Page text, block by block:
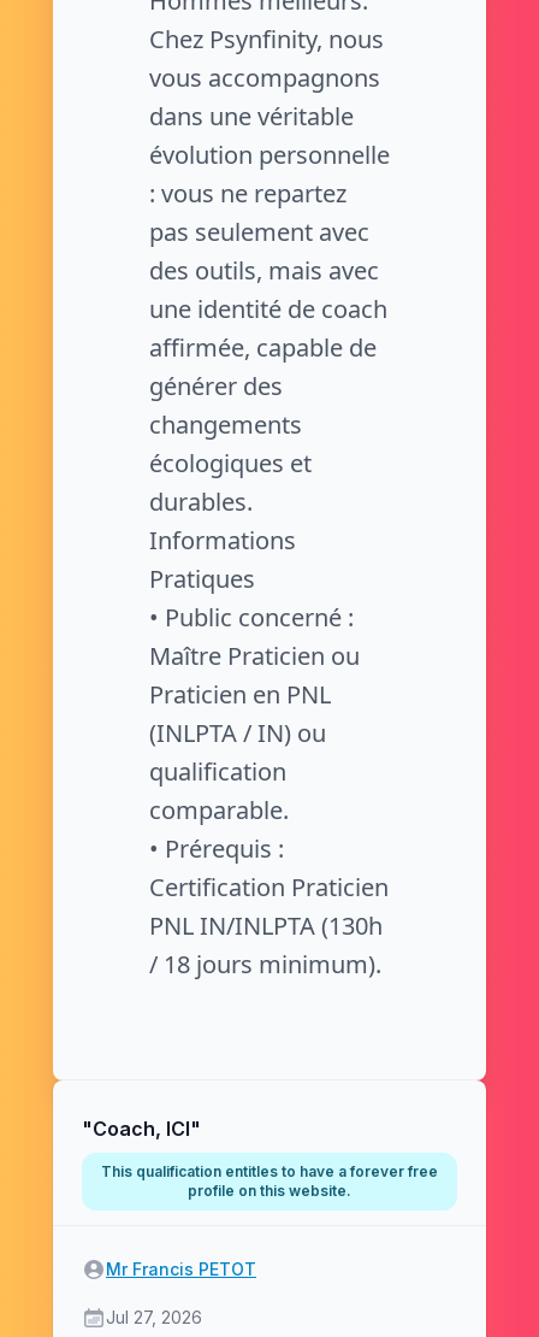
Chez Psynfinity, nous
vous accompagnons
dans une véritable
évolution personnelle
: vous ne repartez
pas seulement avec
des outils, mais avec
une identité de coach
affirmée, capable de
générer des
changements
écologiques et
durables.
Informations
Pratiques
• Public concerné :
Maître Praticien ou
Praticien en PNL
(INLPTA / IN) ou
qualification
comparable.
• Prérequis :
Certification Praticien
PNL IN/INLPTA (130h
/ 18 jours minimum).
About
"Coach, ICI"
This qualification entitles to have a forever free
profile on this website.
ClientMr Francis PETOT
Start date
Jul 27, 2026